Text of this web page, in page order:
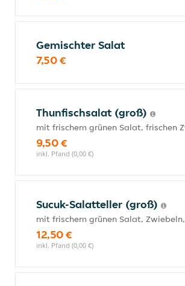
Gemischter Salat
7,50 €
Thunfischsalat (groß)
mit frischem grünen Salat, frischen
9,50 €
inkl. Pfand (0,00 €)
Sucuk-Salatteller (groß)
mit frischem grünen Salat,
12,50 €
inkl. Pfand (0,00 €)